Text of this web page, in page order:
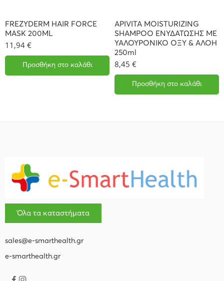
FREZYDERM HAIR FORCE
MASK 200ML
11,94 €
Προσθήκη στο καλάθι
APIVITA MOISTURIZING
SHAMPOO ΕΝΥΔΑΤΩΣΗΣ ΜΕ
ΥΑΛΟΥΡΟΝΙΚΟ ΟΞΥ & ΑΛΟΗ
250ml
8,45 €
Προσθήκη στο καλάθι
Όλα τα καταστήματα
sales@e-smarthealth.gr
e-smarthealth.gr